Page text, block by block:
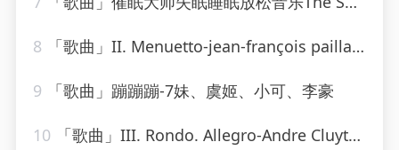
8 「歌曲」II. Menuetto-jean-françois paillard
9 「歌曲」蹦蹦蹦-7妹、虞姬、小可、李豪
10 「歌曲」III. Rondo. Allegro-Andre Cluytens、gabriel tacchino、Berliner Philharmoniker